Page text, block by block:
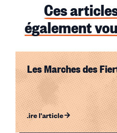
Ces
également
Les Marches des
Lire l'article